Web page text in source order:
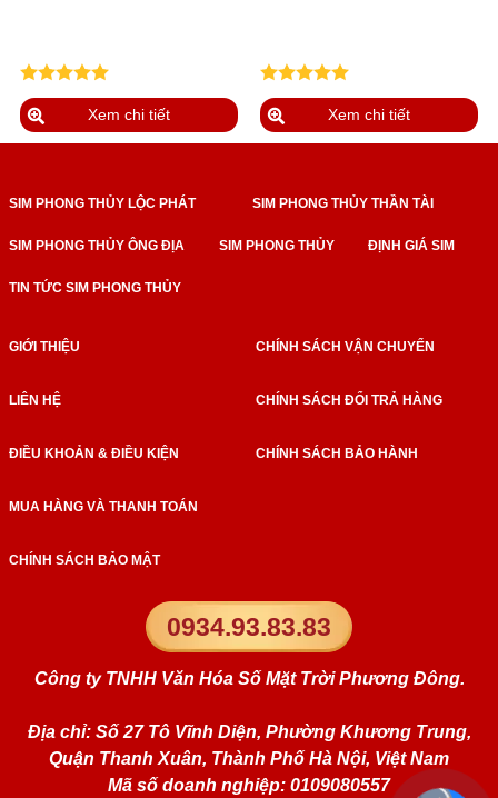
Xem chi tiết Xem chi tiết
SIM PHONG THỦY LỘC PHÁT SIM PHONG THỦY THẦN TÀI
SIM PHONG THỦY ÔNG ĐỊA SIM PHONG THỦY ĐỊNH GIÁ SIM
TIN TỨC SIM PHONG THỦY
0934.93.83.83
Công ty TNHH Văn Hóa Số Mặt Trời Phương Đông.
Địa chỉ: Số 27 Tô Vĩnh Diện, Phường Khương Trung,
Quận Thanh Xuân, Thành Phố Hà Nội, Việt Nam
Mã số doanh nghiệp: 0109080557
GIỚI THIỆU
LIÊN HỆ
ĐIỀU KHOẢN & ĐIỀU KIỆN
MUA HÀNG VÀ THANH TOÁN
CHÍNH SÁCH BẢO MẬT
CHÍNH SÁCH VẬN CHUYỂN
CHÍNH SÁCH ĐỔI TRẢ HÀNG
CHÍNH SÁCH BẢO HÀNH